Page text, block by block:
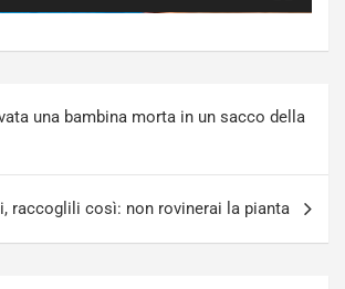
una bambina morta in un sacco della
raccoglili così: non rovinerai la pianta